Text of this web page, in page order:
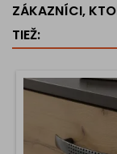
ZÁKAZNÍCI,
TIEŽ: